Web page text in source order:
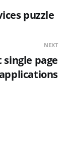
puzzle
NEXT
page